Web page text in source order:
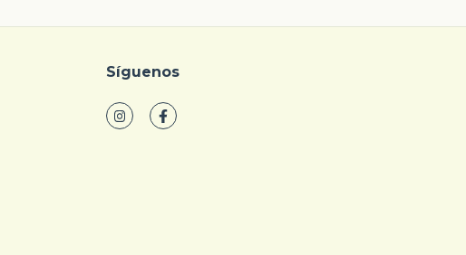
Síguenos